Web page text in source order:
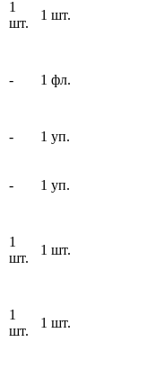
1
шт.
1 шт.
- 1 фл.
- 1 уп.
- 1 уп.
1
шт.
1 шт.
1
шт.
1 шт.